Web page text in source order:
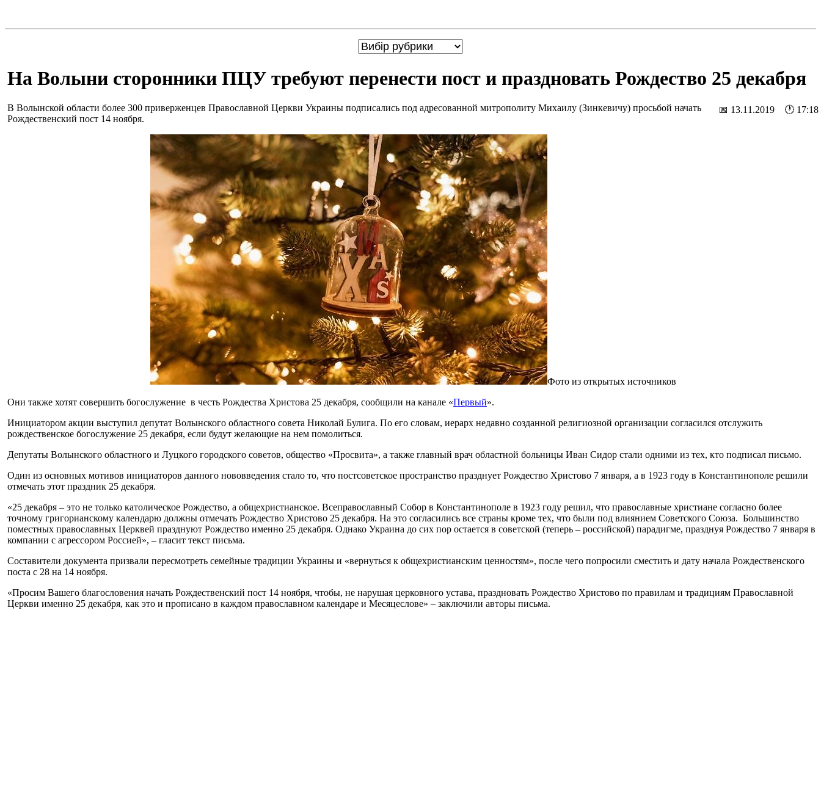
На Волыни сторонники ПЦУ требуют перенести пост и праздновать Рождество 25 декабря
📅 13.11.2019 🕐 17:18
В Волынской области более 300 приверженцев Православной Церкви Украины подписались под адресованной митрополиту Михаилу (Зинкевичу) просьбой начать
Рождественский пост 14 ноября.
Фото из открытых источников
Они также хотят совершить богослужение в честь Рождества Христова 25 декабря, сообщили на канале «Первый».
Инициатором акции выступил депутат Волынского областного совета Николай Булига. По его словам, иерарх недавно созданной религиозной организации согласился отслужить
рождественское богослужение 25 декабря, если будут желающие на нем помолиться.
Депутаты Волынского областного и Луцкого городского советов, общество «Просвита», а также главный врач областной больницы Иван Сидор стали одними из тех, кто подписал письмо.
Один из основных мотивов инициаторов данного нововведения стало то, что постсоветское пространство празднует Рождество Христово 7 января, а в 1923 году в Константинополе решили
отмечать этот праздник 25 декабря.
«25 декабря – это не только католическое Рождество, а общехристианское. Всеправославный Собор в Константинополе в 1923 году решил, что православные христиане согласно более
точному григорианскому календарю должны отмечать Рождество Христово 25 декабря. На это согласились все страны кроме тех, что были под влиянием Советского Союза. Большинство
поместных православных Церквей празднуют Рождество именно 25 декабря. Однако Украина до сих пор остается в советской (теперь – российской) парадигме, празднуя Рождество 7 января в
компании с агрессором Россией», – гласит текст письма.
Составители документа призвали пересмотреть семейные традиции Украины и «вернуться к общехристианским ценностям», после чего попросили сместить и дату начала Рождественского
поста с 28 на 14 ноября.
«Просим Вашего благословения начать Рождественский пост 14 ноября, чтобы, не нарушая церковного устава, праздновать Рождество Христово по правилам и традициям Православной
Церкви именно 25 декабря, как это и прописано в каждом православном календаре и Месяцеслове» – заключили авторы письма.